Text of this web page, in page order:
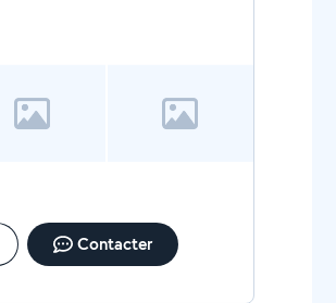
Contacter